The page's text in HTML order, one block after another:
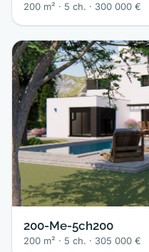
200 m² · 5 ch. · 300 000 €
200-Me-5ch200
200 m² · 5 ch. · 305 000 €